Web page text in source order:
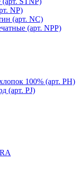
NP)
(арт. NC)
(арт. NPP)
100% (арт. PH)
(арт. PJ)